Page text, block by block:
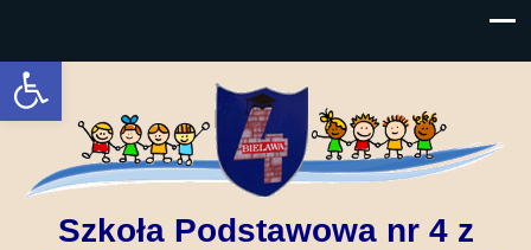
Open toolbar
Szkoła Podstawowa nr 4 z